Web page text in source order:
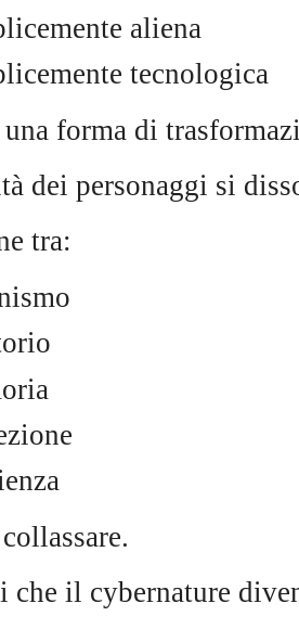
aliena
tecnologica
una forma di
dei personaggi si
tra:
che il cybernature